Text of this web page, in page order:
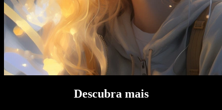
Descubra mais